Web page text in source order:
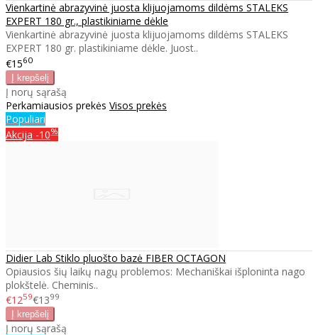
Vienkartinė abrazyvinė juosta klijuojamoms dildėms STALEKS
EXPERT 180 gr., plastikiniame dėkle
Vienkartinė abrazyvinė juosta klijuojamoms dildėms STALEKS
EXPERT 180 gr. plastikiniame dėkle. Juost..
€1560
Į norų sąrašą
Perkamiausios prekės Visos prekės
Populiari
Akcija -10%
Didier Lab Stiklo pluošto bazė FIBER OCTAGON
Opiausios šių laikų nagų problemos: Mechaniškai išploninta nago
plokštelė. Cheminis..
€1259€1399
Į norų sąrašą